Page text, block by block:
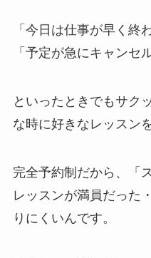
「今日は仕事が早く終
「予定が急にキャンセ
といったときでもサク
な時に好きなレッスン
完全予約制だから、
「
レッスンが満員だった
りにくいんです。